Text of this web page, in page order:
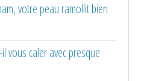
votre peau ramollit bien
vous caler avec presque